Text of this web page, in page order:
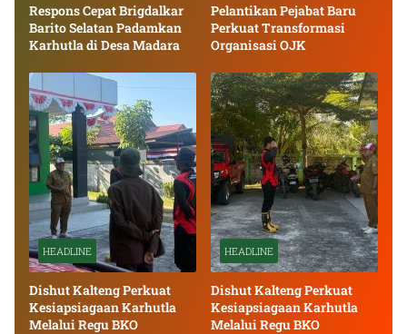
Respons Cepat Brigdalkar
Barito Selatan Padamkan
Karhutla di Desa Madara
Pelantikan Pejabat Baru
Perkuat Transformasi
Organisasi OJK
HEADLINE
Dishut Kalteng Perkuat
Kesiapsiagaan Karhutla
Melalui Regu BKO
HEADLINE
Dishut Kalteng Perkuat
Kesiapsiagaan Karhutla
Melalui Regu BKO